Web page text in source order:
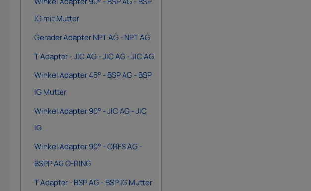
IG mit Mutter
Gerader Adapter NPT AG - NPT AG
T Adapter - JIC AG - JIC AG - JIC AG
Winkel Adapter 45° - BSP AG - BSP
IG Mutter
Winkel Adapter 90° - JIC AG - JIC
IG
Winkel Adapter 90° - ORFS AG -
BSPP AG O-RING
T Adapter - BSP AG - BSP IG Mutter